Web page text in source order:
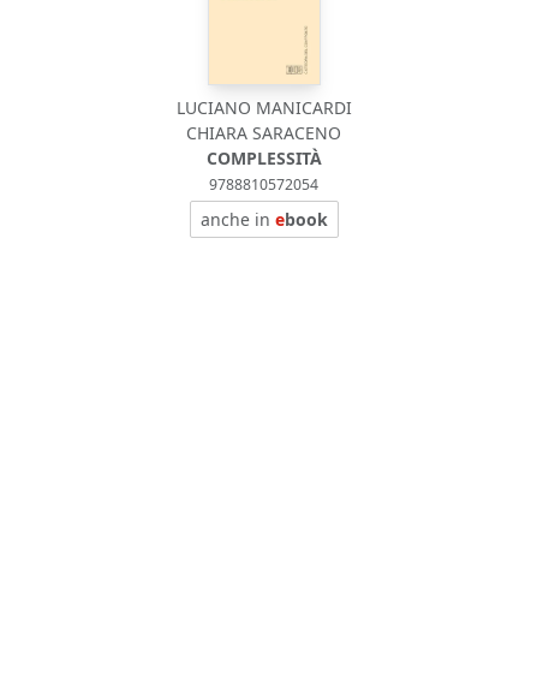
LUCIANO MANICARDI
CHIARA SARACENO
COMPLESSITÀ
9788810572054
anche in ebook